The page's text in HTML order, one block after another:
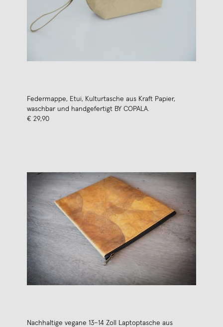
Federmappe, Etui, Kulturtasche aus Kraft Papier,
waschbar und handgefertigt BY COPALA.
€ 29,90
Nachhaltige vegane 13–14 Zoll Laptoptasche aus